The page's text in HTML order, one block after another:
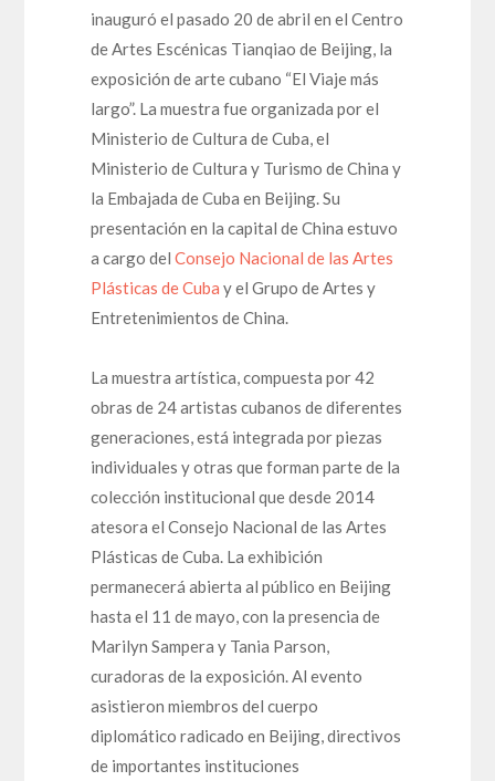
inauguró el pasado 20 de abril en el Centro
de Artes Escénicas Tianqiao de Beijing, la
exposición de arte cubano “El Viaje más
largo”. La muestra fue organizada por el
Ministerio de Cultura de Cuba, el
Ministerio de Cultura y Turismo de China y
la Embajada de Cuba en Beijing. Su
presentación en la capital de China estuvo
a cargo delConsejo Nacional de las Artes
Plásticas de Cubay el Grupo de Artes y
Entretenimientos de China.
La muestra artística, compuesta por 42
obras de 24 artistas cubanos de diferentes
generaciones, está integrada por piezas
individuales y otras que forman parte de la
colección institucional que desde 2014
atesora el Consejo Nacional de las Artes
Plásticas de Cuba. La exhibición
permanecerá abierta al público en Beijing
hasta el 11 de mayo, con la presencia de
Marilyn Sampera y Tania Parson,
curadoras de la exposición. Al evento
asistieron miembros del cuerpo
diplomático radicado en Beijing, directivos
de importantes instituciones